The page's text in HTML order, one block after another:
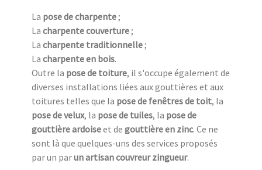
La pose de charpente ;
La charpente couverture ;
La charpente traditionnelle ;
La charpente en bois.
Outre la pose de toiture, il s'occupe également de
diverses installations liées aux gouttières et aux
toitures telles que la pose de fenêtres de toit, la
pose de velux, la pose de tuiles, la pose de
gouttière ardoiseet de gouttière en zinc. Ce ne
sont là que quelques-uns des services proposés
par un parun artisan couvreur zingueur.